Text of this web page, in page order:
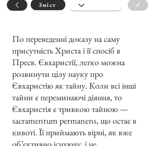
Зміст ✓
По переведенні доказу на саму
присутність Христа і її спосіб в
Пресв. Євхаристії, легко можна
розвинути цілу науку про
Євхаристію як тайну. Коли всі інші
тайни є переминаючі діяння, то
Євхаристія є тривкою тайною —
sacramentum permanens, що остає в
кивоті. Її приймають вірні, як вже